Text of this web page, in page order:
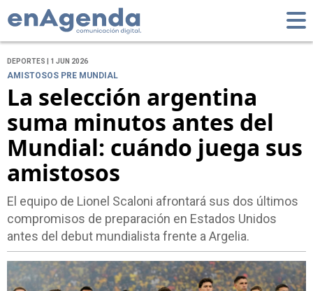
DEPORTES | 1 JUN 2026
AMISTOSOS PRE MUNDIAL
La selección argentina
suma minutos antes del
Mundial: cuándo juega sus
amistosos
El equipo de Lionel Scaloni afrontará sus dos últimos
compromisos de preparación en Estados Unidos
antes del debut mundialista frente a Argelia.